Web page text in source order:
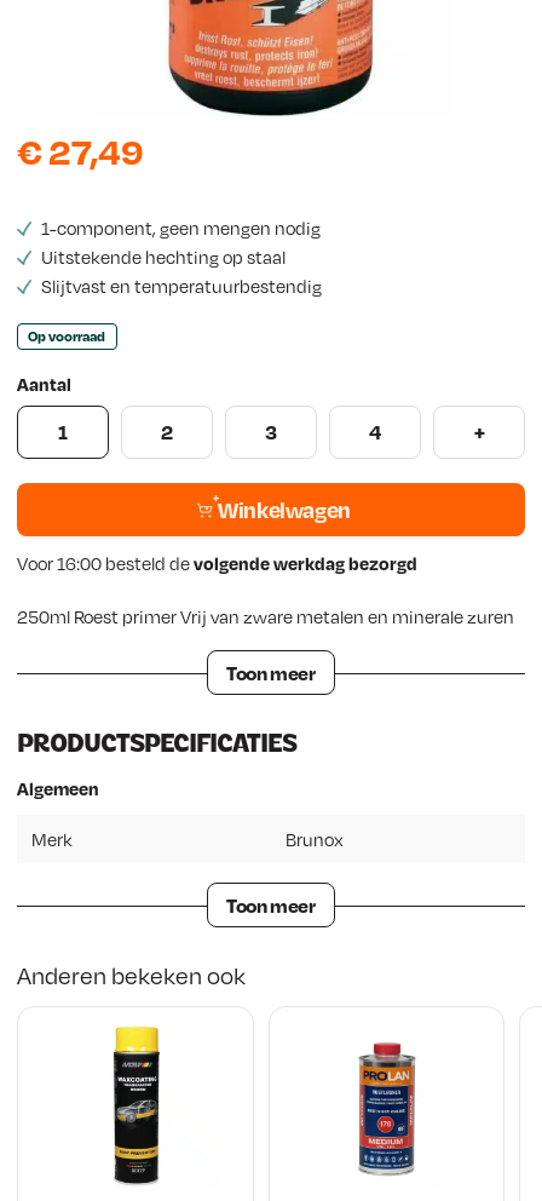
€27,49
1-component, geen mengen nodig
Uitstekende hechting op staal
Slijtvast en temperatuurbestendig
Op voorraad
Aantal
1 2 3 4 +
Winkelwagen
Voor 16:00 besteld devolgende werkdag bezorgd
250ml Roest primer Vrij van zware metalen en minerale zuren
Toon meer
PRODUCTSPECIFICATIES
Algemeen
Merk Brunox
Toon meer
Anderen bekeken ook